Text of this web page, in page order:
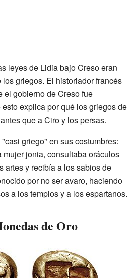
leyes de Lidia bajo Creso eran
griegos. El historiador francés
el gobierno de Creso fue
explica por qué los griegos de
que a Ciro y los persas.
griego" en sus costumbres:
jonia, consultaba oráculos
artes y recibía a los sabios de
por no ser avaro, haciendo
a los templos y a los espartanos.
de Oro